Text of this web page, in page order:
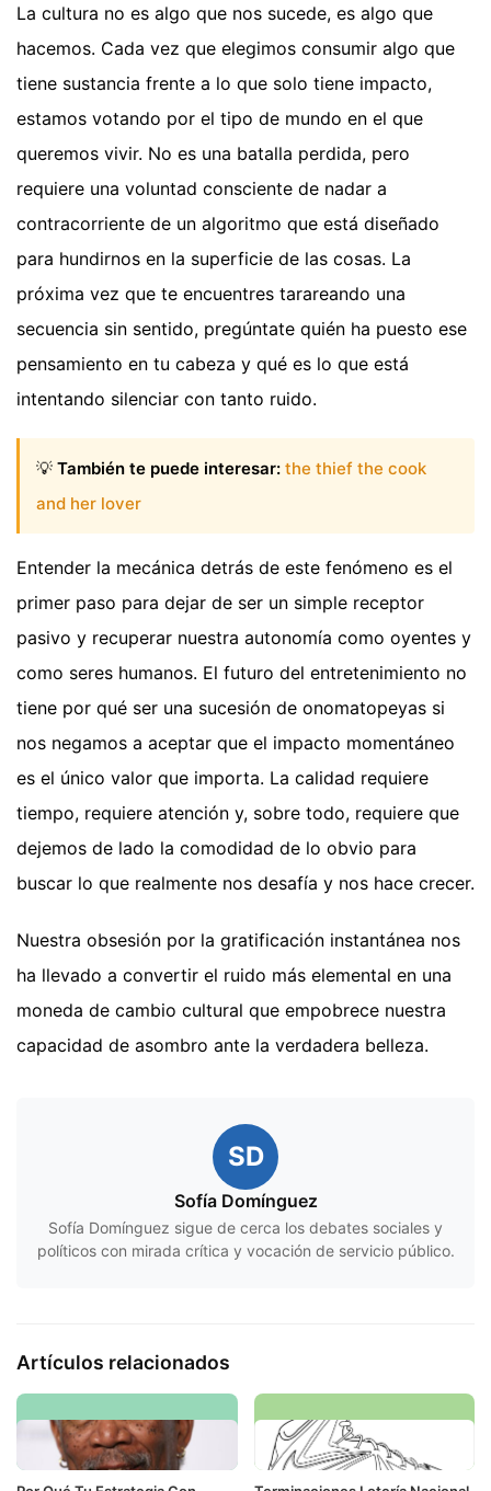
La cultura no es algo que nos sucede, es algo que
hacemos. Cada vez que elegimos consumir algo que
tiene sustancia frente a lo que solo tiene impacto,
estamos votando por el tipo de mundo en el que
queremos vivir. No es una batalla perdida, pero
requiere una voluntad consciente de nadar a
contracorriente de un algoritmo que está diseñado
para hundirnos en la superficie de las cosas. La
próxima vez que te encuentres tarareando una
secuencia sin sentido, pregúntate quién ha puesto ese
pensamiento en tu cabeza y qué es lo que está
intentando silenciar con tanto ruido.
💡 También te puede interesar: the thief the cook
and her lover
Entender la mecánica detrás de este fenómeno es el
primer paso para dejar de ser un simple receptor
pasivo y recuperar nuestra autonomía como oyentes y
como seres humanos. El futuro del entretenimiento no
tiene por qué ser una sucesión de onomatopeyas si
nos negamos a aceptar que el impacto momentáneo
es el único valor que importa. La calidad requiere
tiempo, requiere atención y, sobre todo, requiere que
dejemos de lado la comodidad de lo obvio para
buscar lo que realmente nos desafía y nos hace crecer.
Nuestra obsesión por la gratificación instantánea nos
ha llevado a convertir el ruido más elemental en una
moneda de cambio cultural que empobrece nuestra
capacidad de asombro ante la verdadera belleza.
SD
Sofía Domínguez
Sofía Domínguez sigue de cerca los debates sociales y
políticos con mirada crítica y vocación de servicio público.
Artículos relacionados